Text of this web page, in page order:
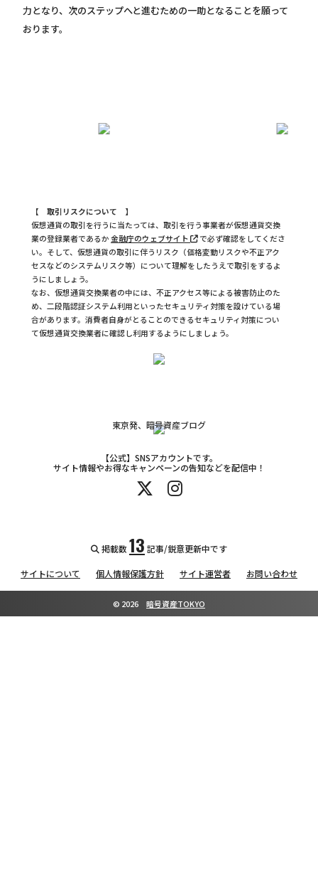
力となり、次のステップへと進むための一助となることを願って
おります。
【 取引リスクについて 】
仮想通貨の取引を行うに当たっては、取引を行う事業者が仮想通貨交換
業の登録業者であるか金融庁のウェブサイト
で必ず確認をしてくださ
い。そして、仮想通貨の取引に伴うリスク（価格変動リスクや不正アク
セスなどのシステムリスク等）について理解をしたうえで取引をするよ
うにしましょう。
なお、仮想通貨交換業者の中には、不正アクセス等による被害防止のた
め、二段階認証システム利用といったセキュリティ対策を設けている場
合があります。消費者自身がとることのできるセキュリティ対策につい
て仮想通貨交換業者に確認し利用するようにしましょう。
東京発、暗号資産ブログ
【公式】SNSアカウントです。
サイト情報やお得なキャンペーンの告知などを配信中！
掲載数13 記事/鋭意更新中です
サイトについて 個人情報保護方針 サイト運営者 お問い合わせ
© 2026 暗号資産TOKYO